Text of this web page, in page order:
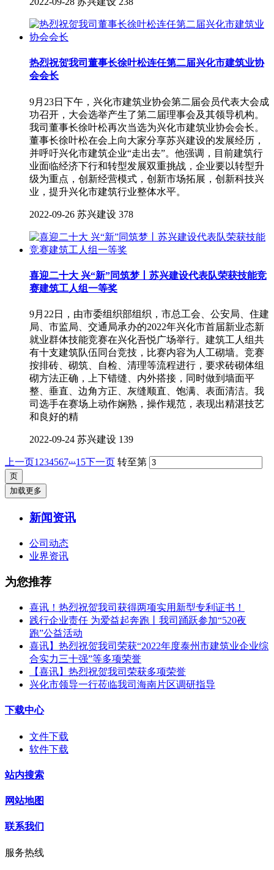
热烈祝贺我司董事长徐叶松连任第二届兴化市建筑业协
会会长
9月23日下午，兴化市建筑业协会第二届会员代表大会成
功召开，大会选举产生了第二届理事会及其领导机构。
我司董事长徐叶松再次当选为兴化市建筑业协会会长。
董事长徐叶松在会上向大家分享苏兴建设的发展经历，
并呼吁兴化市建筑企业“走出去”。他强调，目前建筑行
业面临经济下行和转型发展双重挑战，企业要以转型升
级为重点，创新经营模式，创新市场拓展，创新科技兴
业，提升兴化市建筑行业整体水平。
2022-09-26 苏兴建设 378
喜迎二十大 兴“新”同筑梦丨苏兴建设代表队荣获技能竞
赛建筑工人组一等奖
9月22日，由市委组织部组织，市总工会、公安局、住建
局、市监局、交通局承办的2022年兴化市首届新业态新
就业群体技能竞赛在兴化吾悦广场举行。建筑工人组共
有十支建筑队伍同台竞技，比赛内容为人工砌墙。竞赛
按排砖、砌筑、自检、清理等流程进行，要求砖砌体组
砌方法正确，上下错缝、内外搭接，同时做到墙面平
整、垂直、边角方正、灰缝顺直、饱满、表面清洁。我
司选手在赛场上动作娴熟，操作规范，表现出精湛技艺
和良好的精
2022-09-24 苏兴建设 139
上一页1 234567...15下一页 转至第
加载更多
新闻资讯
公司动态
业界资讯
为您推荐
喜讯！热烈祝贺我司获得两项实用新型专利证书！
践行企业责任 为爱益起奔跑丨我司踊跃参加“520夜
跑”公益活动
喜讯】热烈祝贺我司荣获“2022年度泰州市建筑业企业综
合实力三十强”等多项荣誉
【喜讯】热烈祝贺我司荣获多项荣誉​
兴化市领导一行莅临我司海南片区调研指导
下载中心
文件下载
软件下载
站内搜索
网站地图
联系我们
服务热线